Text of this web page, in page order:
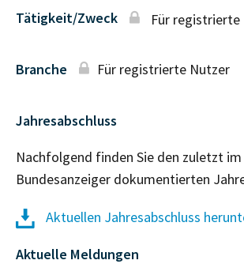
Tätigkeit/Zweck Für registrierte
Branche Für registrierte Nutzer
Jahresabschluss
Nachfolgend finden Sie den zuletzt im
Bundesanzeiger dokumentierten
Aktuellen Jahresabschluss
Aktuelle Meldungen